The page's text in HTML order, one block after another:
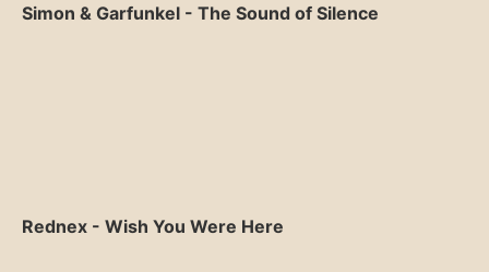
Simon & Garfunkel - The Sound of Silence
Rednex - Wish You Were Here